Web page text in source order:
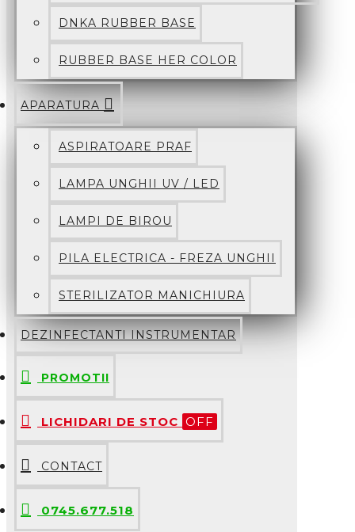
DNKA RUBBER BASE
RUBBER BASE HER COLOR
APARATURA
ASPIRATOARE PRAF
LAMPA UNGHII UV / LED
LAMPI DE BIROU
PILA ELECTRICA - FREZA UNGHII
STERILIZATOR MANICHIURA
DEZINFECTANTI INSTRUMENTAR
PROMOTII
LICHIDARI DE STOC OFF
CONTACT
0745.677.518